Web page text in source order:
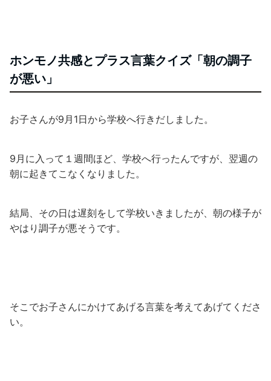
ホンモノ共感とプラス言葉クイズ「朝の調子
が悪い」
お子さんが9月1日から学校へ行きだしました。
9月に入って１週間ほど、学校へ行ったんですが、翌週の
朝に起きてこなくなりました。
結局、その日は遅刻をして学校いきましたが、朝の様子が
やはり調子が悪そうです。
そこでお子さんにかけてあげる言葉を考えてあげてくださ
い。